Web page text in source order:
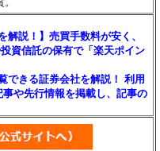
説！】売買手数料が安く、
資信託の保有で「楽天ポイン
できる証券会社を解説！ 利用
や先行情報を掲載し、記事の